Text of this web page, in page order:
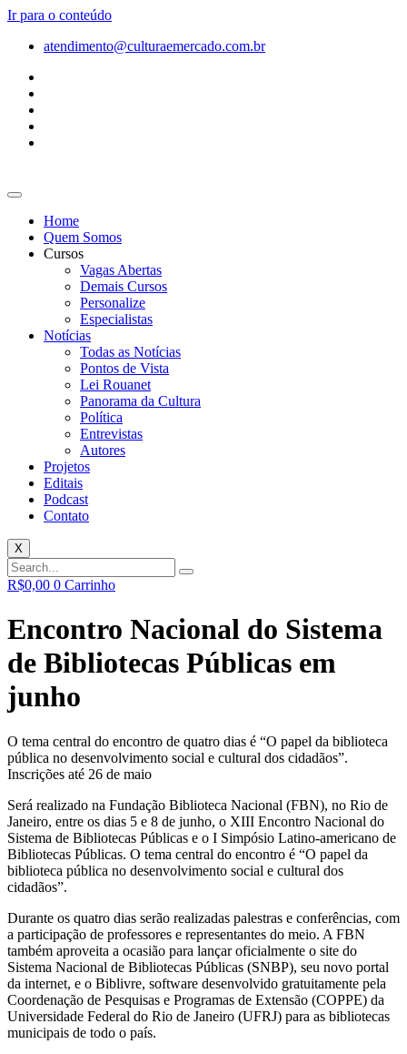
Ir para o conteúdo
atendimento@culturaemercado.com.br
Home
Quem Somos
Cursos
Vagas Abertas
Demais Cursos
Personalize
Especialistas
Notícias
Todas as Notícias
Pontos de Vista
Lei Rouanet
Panorama da Cultura
Política
Entrevistas
Autores
Projetos
Editais
Podcast
Contato
X
R$0,00 0 Carrinho
Encontro Nacional do Sistema
de Bibliotecas Públicas em
junho
O tema central do encontro de quatro dias é “O papel da biblioteca
pública no desenvolvimento social e cultural dos cidadãos”.
Inscrições até 26 de maio
Será realizado na Fundação Biblioteca Nacional (FBN), no Rio de
Janeiro, entre os dias 5 e 8 de junho, o XIII Encontro Nacional do
Sistema de Bibliotecas Públicas e o I Simpósio Latino-americano de
Bibliotecas Públicas. O tema central do encontro é “O papel da
biblioteca pública no desenvolvimento social e cultural dos
cidadãos”.
Durante os quatro dias serão realizadas palestras e conferências, com
a participação de professores e representantes do meio. A FBN
também aproveita a ocasião para lançar oficialmente o site do
Sistema Nacional de Bibliotecas Públicas (SNBP), seu novo portal
da internet, e o Biblivre, software desenvolvido gratuitamente pela
Coordenação de Pesquisas e Programas de Extensão (COPPE) da
Universidade Federal do Rio de Janeiro (UFRJ) para as bibliotecas
municipais de todo o país.